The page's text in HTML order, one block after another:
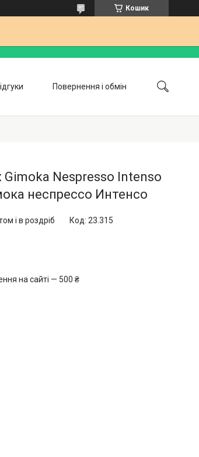
Кошик
Повернення і обмін
Gimoka Nespresso Intenso
неспрессо Интенсо
і в роздріб Код: 23.315
на сайті — 500 ₴